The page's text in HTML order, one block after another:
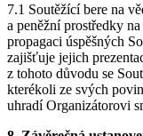
7.1 Soutěžící bere na
a peněžní prostředky
propagaci úspěšných
zajišťuje jejich
z tohoto důvodu se
kterékoli ze svých
uhradí Organizátorovi